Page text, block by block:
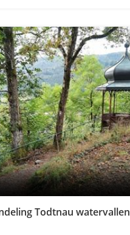
Todtnau watervallen